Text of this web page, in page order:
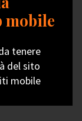
mobile
tenere
del sito
mobile